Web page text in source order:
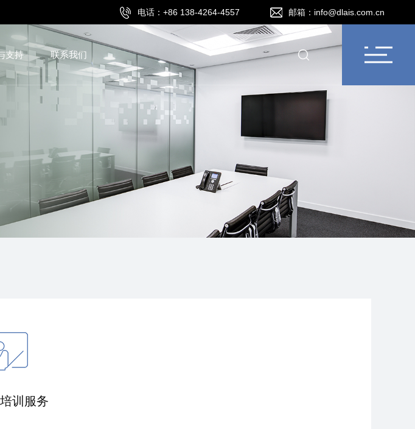
邮箱：info@dlais.com.cn
电话：+86 138-4264-4557
支持 联系我们
培训服务